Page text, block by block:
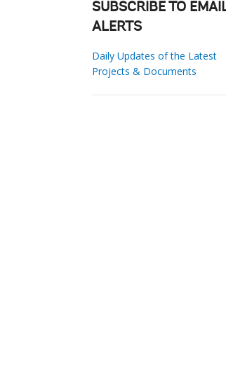
SUBSCRIBE TO
ALERTS
Daily Updates of the Latest
Projects & Documents